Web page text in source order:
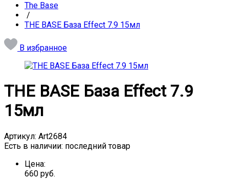
The Base
/
THE BASE База Effect 7.9 15мл
В избранное
THE BASE База Effect 7.9
15мл
Артикул: Art2684
Есть в наличии: последний товар
Цена:
660 руб.